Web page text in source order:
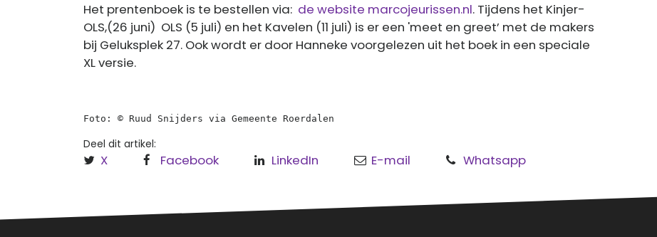
Het prentenboek is te bestellen via: de website marcojeurissen.nl. Tijdens het Kinjer-
OLS,(26 juni) OLS (5 juli) en het Kavelen (11 juli) is er een 'meet en greet’ met de makers
bij Geluksplek 27. Ook wordt er door Hanneke voorgelezen uit het boek in een speciale
XL versie.
Foto: © Ruud Snijders via Gemeente Roerdalen
Deel dit artikel:
X Facebook LinkedIn E-mail Whatsapp